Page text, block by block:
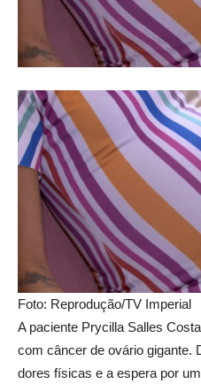
Foto: Reprodução/TV Imperial
A paciente Prycilla Salles
com câncer de ovário gigante.
dores físicas e a espera por